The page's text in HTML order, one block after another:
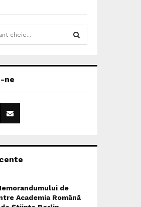
ne
de
Academia Română